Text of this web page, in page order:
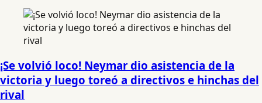
¡Se volvió loco! Neymar dio asistencia de la
victoria y luego toreó a directivos e hinchas del
rival